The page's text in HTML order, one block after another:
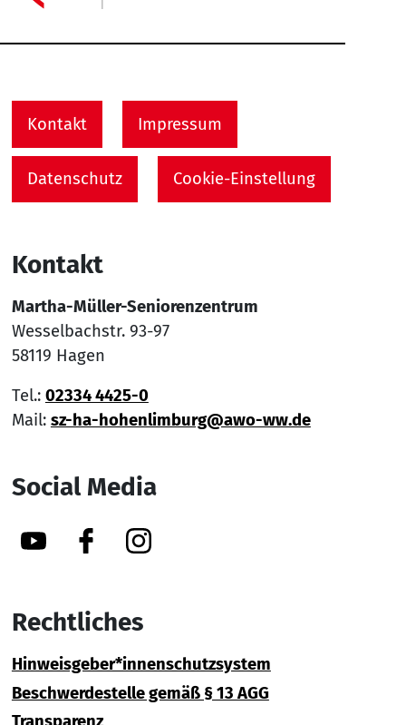
Kontakt Impressum
Datenschutz Cookie-Einstellung
Kontakt
Martha-Müller-Seniorenzentrum
Wesselbachstr. 93-97
58119 Hagen
Tel.: 02334 4425-0
Mail: sz-ha-hohenlimburg@awo-ww.de
Social Media
YouTube FacebookInstagram
Rechtliches
Hinweisgeber*innenschutzsystem
Beschwerdestelle gemäß § 13 AGG